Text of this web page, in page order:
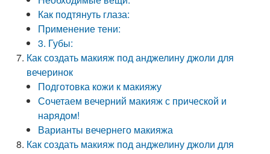
Как подтянуть глаза:
Применение тени:
3. Губы:
Как создать макияж под анджелину джоли для
вечеринок
Подготовка кожи к макияжу
Сочетаем вечерний макияж с прической и
нарядом!
Варианты вечернего макияжа
Как создать макияж под анджелину джоли для